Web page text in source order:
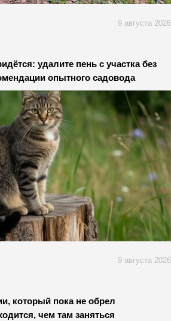
9 августа 2026
удалите пень с участка без
опытного садовода
9 августа 2026
который пока не обрел
чем там заняться